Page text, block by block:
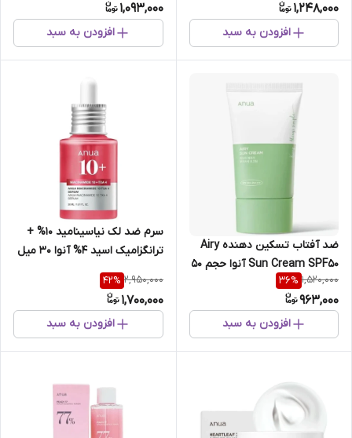
1,248,000
افزودن به سبد
1,093,000
افزودن به سبد
ضد آفتاب تسکین دهنده Airy
Sun Cream SPF50 آنوا حجم ۵۰
میل
1,520,000
36%
963,000
افزودن به سبد
سرم ضد لک نیاسینامید 10% +
ترانگزامیک اسید 4% آنوا 30 میل
بسته بندی جدید
2,950,000
42%
1,700,000
افزودن به سبد